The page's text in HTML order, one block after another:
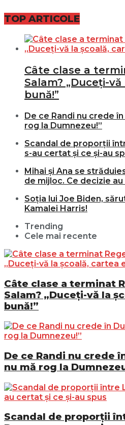
TOP ARTICOLE
Câte clase a
Salam? „Duceți-
bună!”
De ce Randi nu crede
rog la Dumnezeu!”
Scandal de proporții
s-au certat și ce și-au
Mihai și Ana se
de mijloc. Ce decizie au
Soția lui Joe Biden,
Kamalei Harris!
Trending
Cele mai recente
Câte clase a terminat
Salam? „Duceți-vă la
bună!”
De ce Randi nu crede
nu mă rog la
Scandal de proporții